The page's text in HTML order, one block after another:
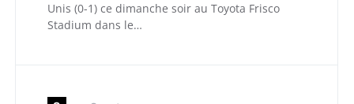
Unis (0-1) ce dimanche soir au Toyota Frisco
Stadium dans le…